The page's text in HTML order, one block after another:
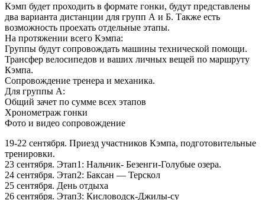
Кэмп будет проходить в формате гонки, будут представлены
два варианта дистанции для групп А и Б. Также есть
возможность проехать отдельные этапы.
На протяжении всего Кэмпа:
Группы будут сопровождать машины технической помощи.
Трансфер велосипедов и ваших личных вещей по маршруту
Кэмпа.
Сопровождение тренера и механика.
Для группы А:
Общий зачет по сумме всех этапов
Хронометраж гонки
Фото и видео сопровождение
19-22 сентября. Приезд участников Кэмпа, подготовительные
тренировки.
23 сентября. Этап1: Нальчик- Безенги-Голубые озера.
24 сентября. Этап2: Баксан — Терскол
25 сентября. День отдыха
26 сентября. Этап3: Кисловодск-Джилы-су